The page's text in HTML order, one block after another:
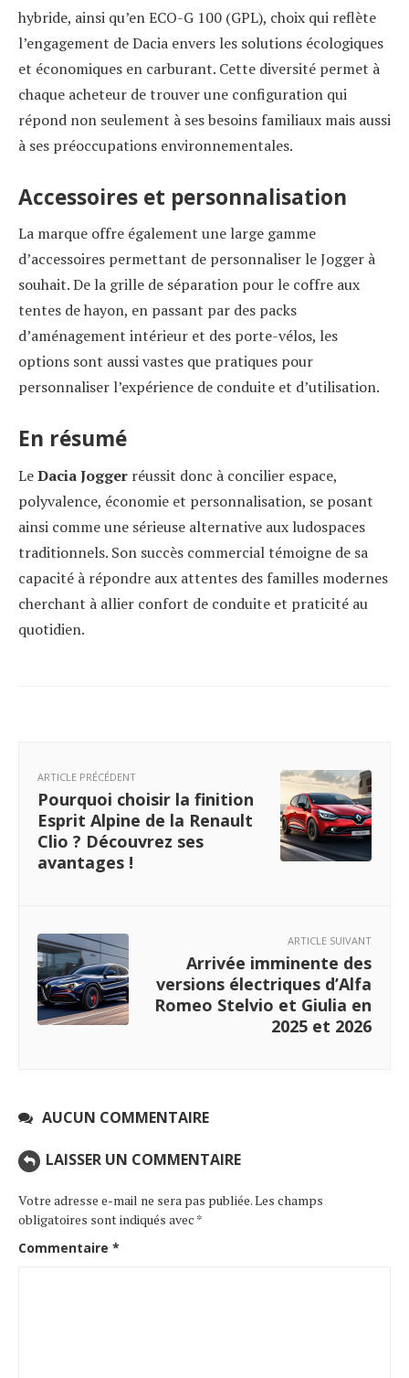
hybride, ainsi qu’en ECO-G 100 (GPL), choix qui reflète
l’engagement de Dacia envers les solutions écologiques
et économiques en carburant. Cette diversité permet à
chaque acheteur de trouver une configuration qui
répond non seulement à ses besoins familiaux mais aussi
à ses préoccupations environnementales.
Accessoires et personnalisation
La marque offre également une large gamme
d’accessoires permettant de personnaliser le Jogger à
souhait. De la grille de séparation pour le coffre aux
tentes de hayon, en passant par des packs
d’aménagement intérieur et des porte-vélos, les
options sont aussi vastes que pratiques pour
personnaliser l’expérience de conduite et d’utilisation.
En résumé
LeDacia Jogger réussit donc à concilier espace,
polyvalence, économie et personnalisation, se posant
ainsi comme une sérieuse alternative aux ludospaces
traditionnels. Son succès commercial témoigne de sa
capacité à répondre aux attentes des familles modernes
cherchant à allier confort de conduite et praticité au
quotidien.
ARTICLE PRÉCÉDENT
Pourquoi choisir la finition
Esprit Alpine de la Renault
Clio ? Découvrez ses
avantages !
ARTICLE SUIVANT
Arrivée imminente des
versions électriques d’Alfa
Romeo Stelvio et Giulia en
2025 et 2026
AUCUN COMMENTAIRE
LAISSER UN COMMENTAIRE
Votre adresse e-mail ne sera pas publiée.Les champs
obligatoires sont indiqués avec *
Commentaire *